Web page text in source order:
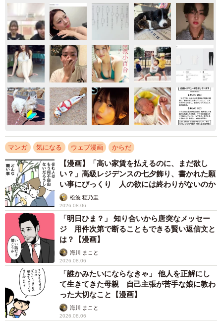
マンガ 気になる ウェブ漫画 からだ
【漫画】「高い家賃を払えるのに、まだ欲し
い？」高級レジデンスの七夕飾り、書かれた願
い事にびっくり 人の欲には終わりがないのか
松波 穂乃圭
2026.08.06
「明日ひま？」 知り合いから唐突なメッセー
ジ 用件次第で断ることもできる賢い返信文と
は？【漫画】
海川 まこと
2026.08.06
「誰かみたいにならなきゃ」 他人を正解にし
て生きてきた母親 自己主張が苦手な娘に教わ
った大切なこと【漫画】
海川 まこと
2026.08.06